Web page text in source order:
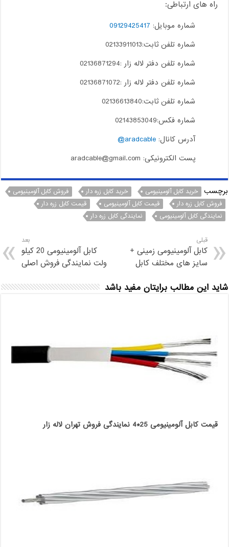
راه های ارتباطی:
شماره موبایل: 09129425417
شماره تلفن ثابت:02133911013
شماره تلفن دفتر لاله زار :02136871294
شماره تلفن دفتر لاله زار :02136871072
شماره تلفن ثابت:02136613840
شماره فکس:02143853049
آدرس کانال:aradcable@
پست الکترونیکی: aradcable@gmail.com
برچسب خرید کابل آلومینیومی خرید کابل زره دار
فروش کابل آلومینیومی
فروش کابل زره دار
قیمت کابل آلومینیومی
قیمت کابل زره دار
نمایندگی کابل آلومینیومی
نمایندگی کابل زره دار
قبلی
کابل آلومینیومی زمینی +
سایز های مختلف کابل
بعد
کابل آلومینیومی 20 کیلو
ولت نمایندگی فروش اصلی
شاید این مطالب برایتان مفید باشد
قیمت کابل آلومینیومی 25*4 نمایندگی فروش تهران لاله زار